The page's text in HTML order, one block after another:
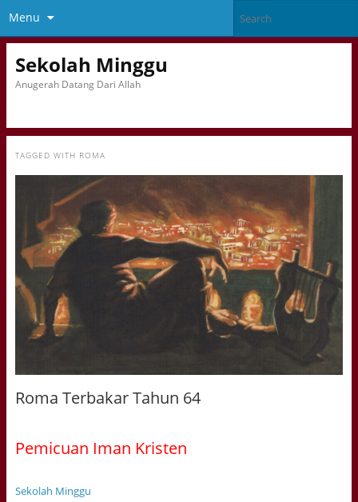
Menu
Sekolah Minggu
Anugerah Datang Dari Allah
TAGGED WITH ROMA
Roma Terbakar Tahun 64
Pemicuan Iman Kristen
Sekolah Minggu